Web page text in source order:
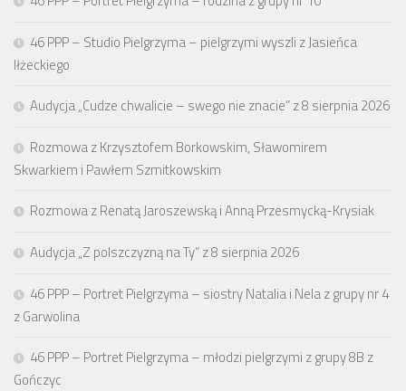
46 PPP – Studio Pielgrzyma – pielgrzymi wyszli z Jasieńca
Iłżeckiego
Audycja „Cudze chwalicie – swego nie znacie” z 8 sierpnia 2026
Rozmowa z Krzysztofem Borkowskim, Sławomirem
Skwarkiem i Pawłem Szmitkowskim
Rozmowa z Renatą Jaroszewską i Anną Przesmycką-Krysiak
Audycja „Z polszczyzną na Ty” z 8 sierpnia 2026
46 PPP – Portret Pielgrzyma – siostry Natalia i Nela z grupy nr 4
z Garwolina
46 PPP – Portret Pielgrzyma – młodzi pielgrzymi z grupy 8B z
Gończyc